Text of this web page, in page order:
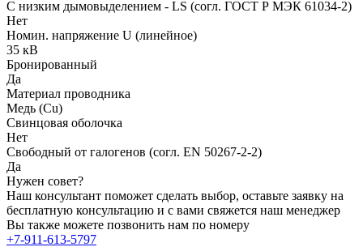
С низким дымовыделением - LS (согл. ГОСТ Р МЭК 61034-2)
Нет
Номин. напряжение U (линейное)
35 кВ
Бронированный
Да
Материал проводника
Медь (Cu)
Свинцовая оболочка
Нет
Свободный от галогенов (согл. EN 50267-2-2)
Да
Нужен совет?
Наш консультант поможет сделать выбор, оставьте заявку на
бесплатную консультацию и с вами свяжется наш менеджер
Вы также можете позвонить нам по номеру
+7-911-613-5797